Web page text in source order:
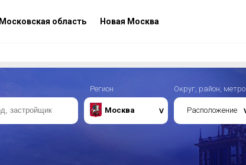
Московская область Новая Москва
Регион
Москва
Округ, район, метро
Расположение